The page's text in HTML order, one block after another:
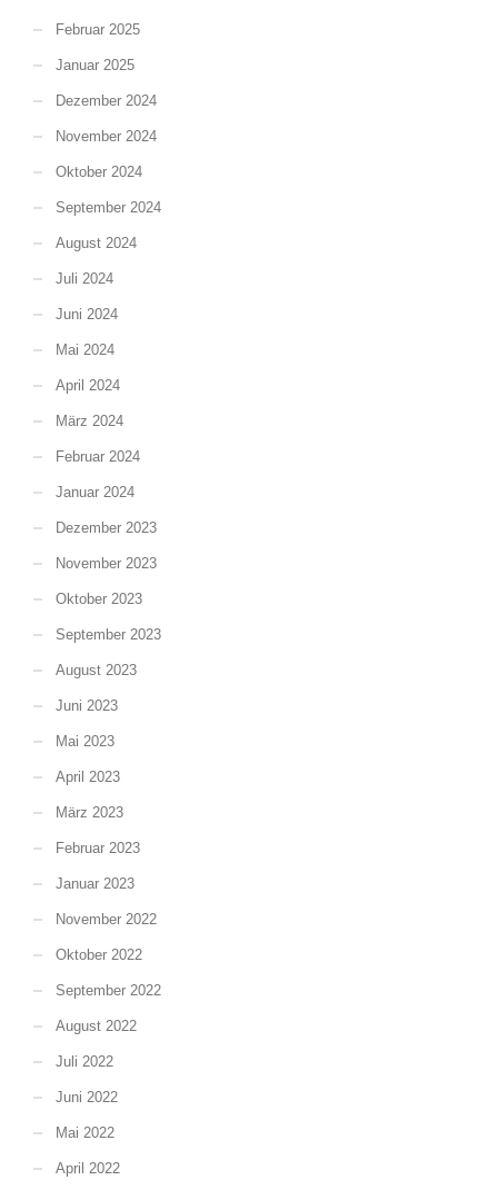
Februar 2025
Januar 2025
Dezember 2024
November 2024
Oktober 2024
September 2024
August 2024
Juli 2024
Juni 2024
Mai 2024
April 2024
März 2024
Februar 2024
Januar 2024
Dezember 2023
November 2023
Oktober 2023
September 2023
August 2023
Juni 2023
Mai 2023
April 2023
März 2023
Februar 2023
Januar 2023
November 2022
Oktober 2022
September 2022
August 2022
Juli 2022
Juni 2022
Mai 2022
April 2022